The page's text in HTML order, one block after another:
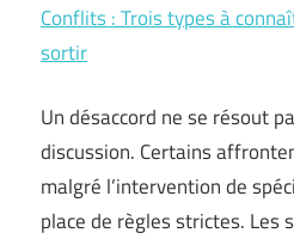
Conflits : Trois types à
sortir
Un désaccord ne se résout
discussion. Certains
malgré l’intervention de
place de règles strictes. Les